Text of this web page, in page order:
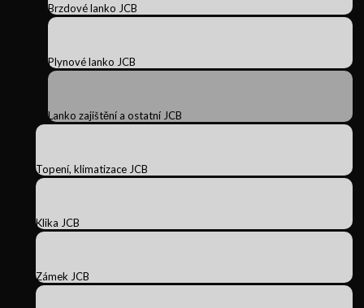
Brzdové lanko JCB
Plynové lanko JCB
Lanko zajištění a ostatní JCB
Topení, klimatizace JCB
Klika JCB
Zámek JCB